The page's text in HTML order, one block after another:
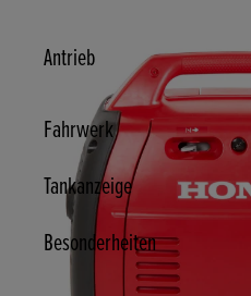
Antrieb
Fahrwerk
Tankanzeige
Besonderheiten